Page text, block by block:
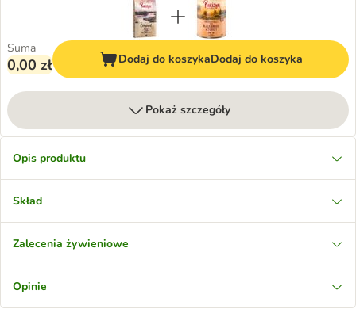
Suma
0,00 zł Dodaj do koszykaDodaj do koszyka
Pokaż szczegóły
Opis produktu
Skład
Zalecenia żywieniowe
Opinie